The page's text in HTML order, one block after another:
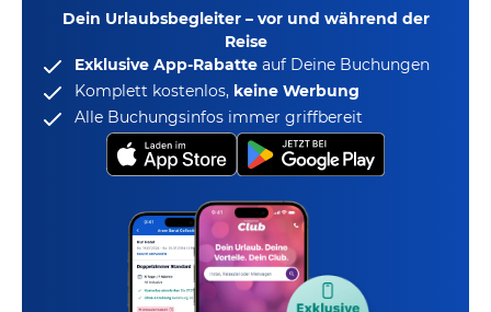
Dein Urlaubsbegleiter – vor und während der
Reise
Exklusive App-Rabatte auf Deine Buchungen
Komplett kostenlos, keine Werbung
Alle Buchungsinfos immer griffbereit